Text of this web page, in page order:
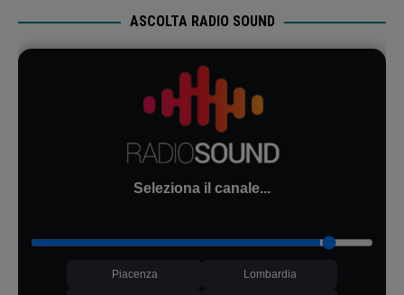
ASCOLTA RADIO SOUND
Seleziona il canale...
Piacenza Lombardia